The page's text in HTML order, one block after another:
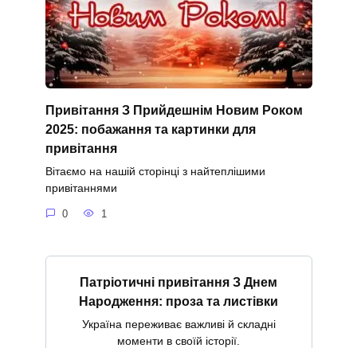
Привітання З Прийдешнім Новим Роком
2025: побажання та картинки для
привітання
Вітаємо на нашій сторінці з найтеплішими
привітаннями
0 1
Патріотичні привітання З Днем
Народження: проза та листівки
Україна переживає важливі й складні
моменти в своїй історії.